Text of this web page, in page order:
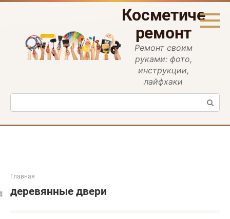
Перейти
ремонт
Ремонт своим
руками: фото,
инструкции,
лайфхаки
Поиск:
Главная
деревянные двери